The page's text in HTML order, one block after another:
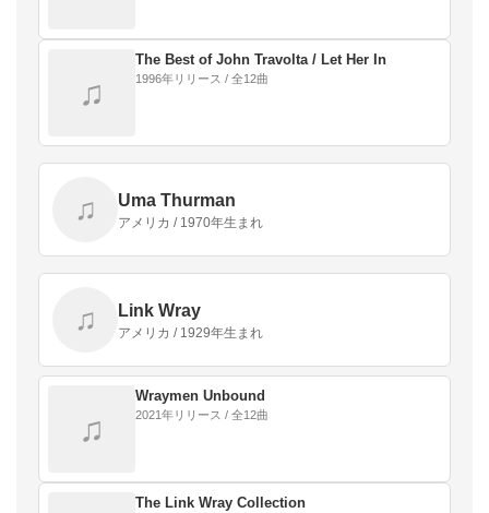
♫
The Best of John Travolta / Let Her In
1996年リリース / 全12曲
♫ Uma Thurman
アメリカ / 1970年生まれ
♫ Link Wray
アメリカ / 1929年生まれ
♫
Wraymen Unbound
2021年リリース / 全12曲
The Link Wray Collection